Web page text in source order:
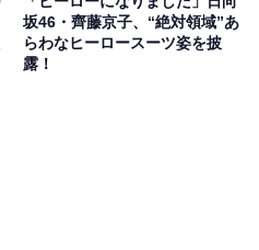
坂46・齊藤京子、“絶対領域”あ
らわなヒーロースーツ姿を披
露！